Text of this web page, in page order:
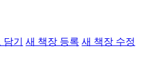
기 새 책장 등록 새 책장 수정